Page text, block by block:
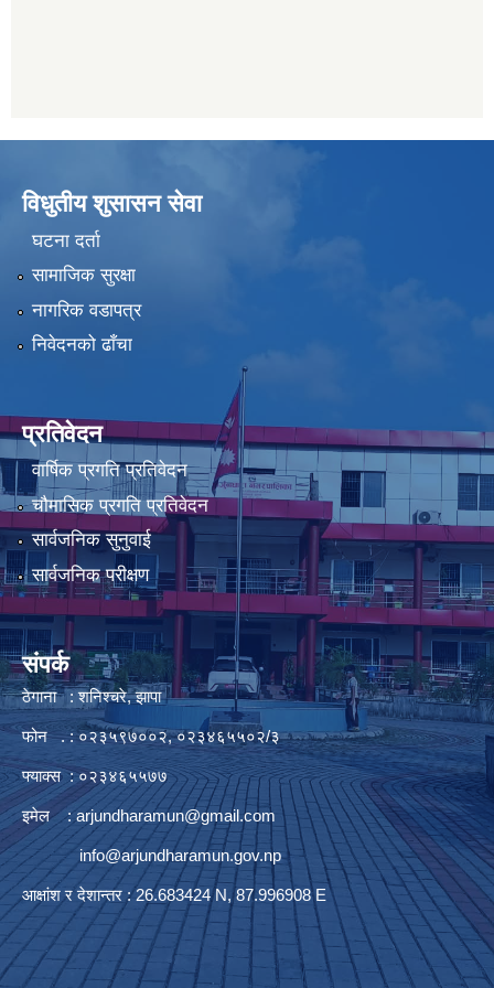
विधुतीय शुसासन सेवा
घटना दर्ता
सामाजिक सुरक्षा
नागरिक वडापत्र
निवेदनको ढाँचा
प्रतिवेदन
वार्षिक प्रगति प्रतिवेदन
चौमासिक प्रगति प्रतिवेदन
सार्वजनिक सुनुवाई
सार्वजनिक परीक्षण
संपर्क
ठेगाना : शनिश्चरे, झापा
फोन . : ०२३५९७००२, ०२३४६५५०२/३
फ्याक्स : ०२३४६५५७७
इमेल :arjundharamun@gmail.com
info@arjundharamun.gov.np
आक्षांश र देशान्तर : 26.683424 N, 87.996908 E